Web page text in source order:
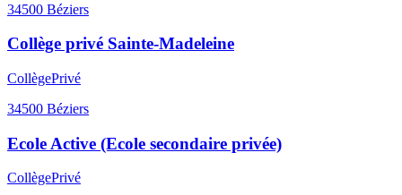
34500 Béziers
Collège privé Sainte-Madeleine
CollègePrivé
34500 Béziers
Ecole Active (Ecole secondaire privée)
CollègePrivé